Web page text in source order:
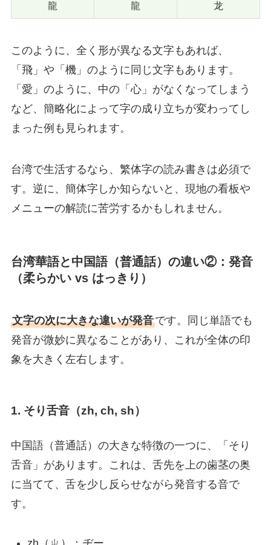
龍 龍 龙
このように、全く形が異なる文字もあれば、
「飛」や「機」のように同じ文字もあります。
「愛」のように、中の「心」がなくなってしまう
など、簡略化によって字の成り立ちが変わってし
まった例も見られます。
台湾で生活するなら、繁体字の読み書きは必須で
す。逆に、簡体字しか知らないと、現地の看板や
メニューの解読に苦労するかもしれません。
台湾華語と中国語（普通話）の違い②：発音
（柔らかい vs はっきり）
文字の次に大きな違いが発音です。同じ単語でも
発音が微妙に異なることがあり、これが全体の印
象を大きく左右します。
1. そり舌音（zh, ch, sh）
中国語（普通話）の大きな特徴の一つに、「そり
舌音」があります。これは、舌先を上の歯茎の奥
に当てて、舌を少し反らせながら発音する音で
す。